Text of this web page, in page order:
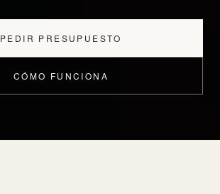
PEDIR PRESUPUESTO
CÓMO FUNCIONA